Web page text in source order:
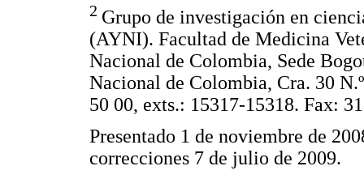
2 Grupo de investigación en
(AYNI). Facultad de Medicina
Nacional de Colombia, Sede
Nacional de Colombia, Cra. 30
50 00, exts.: 15317-15318. Fax:
Presentado 1 de noviembre de
correcciones 7 de julio de 2009.